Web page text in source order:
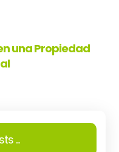
una Propiedad
...